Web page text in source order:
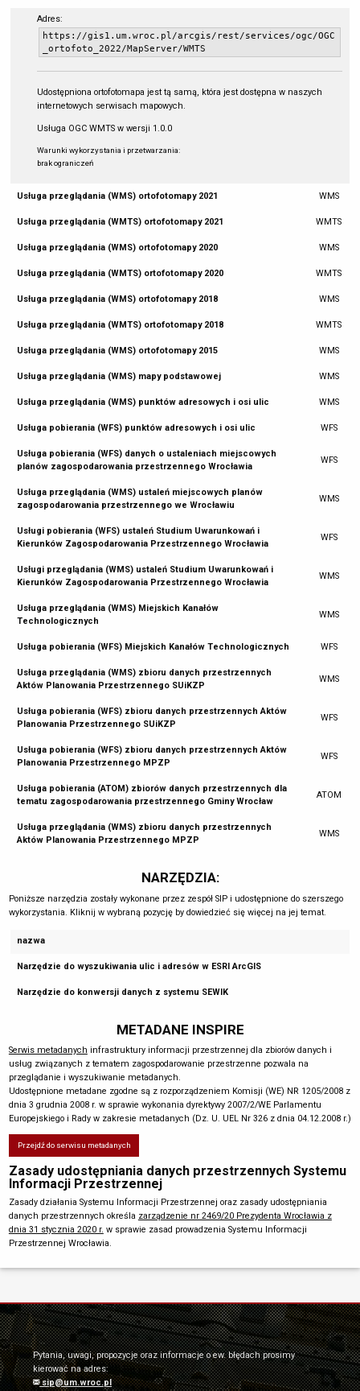
Adres:
https://gis1.um.wroc.pl/arcgis/rest/services/ogc/OGC
_ortofoto_2022/MapServer/WMTS
Udostępniona ortofotomapa jest tą samą, która jest dostępna w naszych
internetowych serwisach mapowych.
Usługa OGC WMTS w wersji 1.0.0
Warunki wykorzystania i przetwarzania:
brak ograniczeń
Usługa przeglądania (WMS) ortofotomapy 2021 WMS
Usługa przeglądania (WMTS) ortofotomapy 2021 WMTS
Usługa przeglądania (WMS) ortofotomapy 2020 WMS
Usługa przeglądania (WMTS) ortofotomapy 2020 WMTS
Usługa przeglądania (WMS) ortofotomapy 2018 WMS
Usługa przeglądania (WMTS) ortofotomapy 2018 WMTS
Usługa przeglądania (WMS) ortofotomapy 2015 WMS
Usługa przeglądania (WMS) mapy podstawowej WMS
Usługa przeglądania (WMS) punktów adresowych i osi ulic WMS
Usługa pobierania (WFS) punktów adresowych i osi ulic WFS
Usługa pobierania (WFS) danych o ustaleniach miejscowych
planów zagospodarowania przestrzennego Wrocławia
WFS
Usługa przeglądania (WMS) ustaleń miejscowych planów
zagospodarowania przestrzennego we Wrocławiu
WMS
Usługi pobierania (WFS) ustaleń Studium Uwarunkowań i
Kierunków Zagospodarowania Przestrzennego Wrocławia
WFS
Usługi przeglądania (WMS) ustaleń Studium Uwarunkowań i
Kierunków Zagospodarowania Przestrzennego Wrocławia
WMS
Usługa przeglądania (WMS) Miejskich Kanałów
Technologicznych
WMS
Usługa pobierania (WFS) Miejskich Kanałów Technologicznych WFS
Usługa przeglądania (WMS) zbioru danych przestrzennych
Aktów Planowania Przestrzennego SUiKZP
WMS
Usługa pobierania (WFS) zbioru danych przestrzennych Aktów
Planowania Przestrzennego SUiKZP
WFS
Usługa pobierania (WFS) zbioru danych przestrzennych Aktów
Planowania Przestrzennego MPZP
WFS
Usługa pobierania (ATOM) zbiorów danych przestrzennych dla
tematu zagospodarowania przestrzennego Gminy Wrocław
ATOM
Usługa przeglądania (WMS) zbioru danych przestrzennych
Aktów Planowania Przestrzennego MPZP
WMS
NARZĘDZIA:
Poniższe narzędzia zostały wykonane przez zespół SIP i udostępnione do szerszego
wykorzystania. Kliknij w wybraną pozycję by dowiedzieć się więcej na jej temat.
nazwa
Narzędzie do wyszukiwania ulic i adresów w ESRI ArcGIS
Narzędzie do konwersji danych z systemu SEWIK
METADANE INSPIRE
Serwis metadanych infrastruktury informacji przestrzennej dla zbiorów danych i
usług związanych z tematem zagospodarowanie przestrzenne pozwala na
przeglądanie i wyszukiwanie metadanych.
Udostępnione metadane zgodne są z rozporządzeniem Komisji (WE) NR 1205/2008 z
dnia 3 grudnia 2008 r. w sprawie wykonania dyrektywy 2007/2/WE Parlamentu
Europejskiego i Rady w zakresie metadanych (Dz. U. UEL Nr 326 z dnia 04.12.2008 r.)
Przejdź do serwisu metadanych
Zasady udostępniania danych przestrzennych Systemu
Informacji Przestrzennej
Zasady działania Systemu Informacji Przestrzennej oraz zasady udostępniania
danych przestrzennych określa zarządzenie nr 2469/20 Prezydenta Wrocławia z
dnia 31 stycznia 2020 r. w sprawie zasad prowadzenia Systemu Informacji
Przestrzennej Wrocławia.
Pytania, uwagi, propozycje oraz informacje o ew. błędach prosimy
kierować na adres:
sip@um.wroc.pl